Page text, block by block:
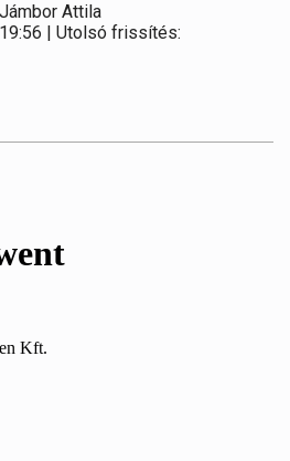
Attila
| Utolsó frissítés: